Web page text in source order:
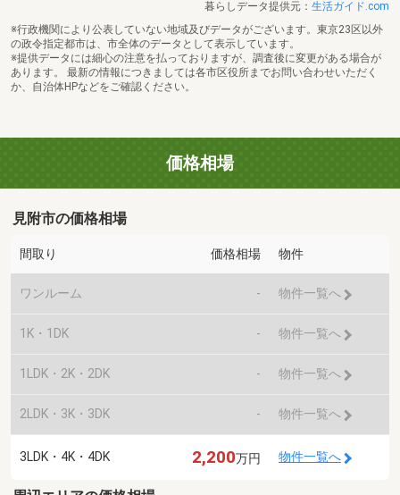
暮らしデータ提供元： 生活ガイド.com
※行政機関により公表していない地域及びデータがございます。東京23区以外
の政令指定都市は、市全体のデータとして表示しています。
※提供データには細心の注意を払っておりますが、調査後に変更がある場合が
あります。 最新の情報につきましては各市区役所までお問い合わせいただく
か、自治体HPなどをご確認ください。
価格相場
見附市の価格相場
間取り 価格相場 物件
ワンルーム - 物件一覧へ
1K・1DK - 物件一覧へ
1LDK・2K・2DK - 物件一覧へ
2LDK・3K・3DK - 物件一覧へ
3LDK・4K・4DK 2,200万円 物件一覧へ